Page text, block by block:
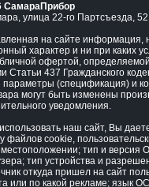
СамараПрибор
улица 22-го Партсъезда, 52
на сайте информация,
характер и ни при каких
офертой, определяемой
Статьи 437 Гражданского
параметры (спецификация) и
могут быть изменены
уведомления.
наш сайт, Вы
файлов cookie,
тип и версия
тип устройства и
откуда пришел на сайт
или по какой рекламе; язык